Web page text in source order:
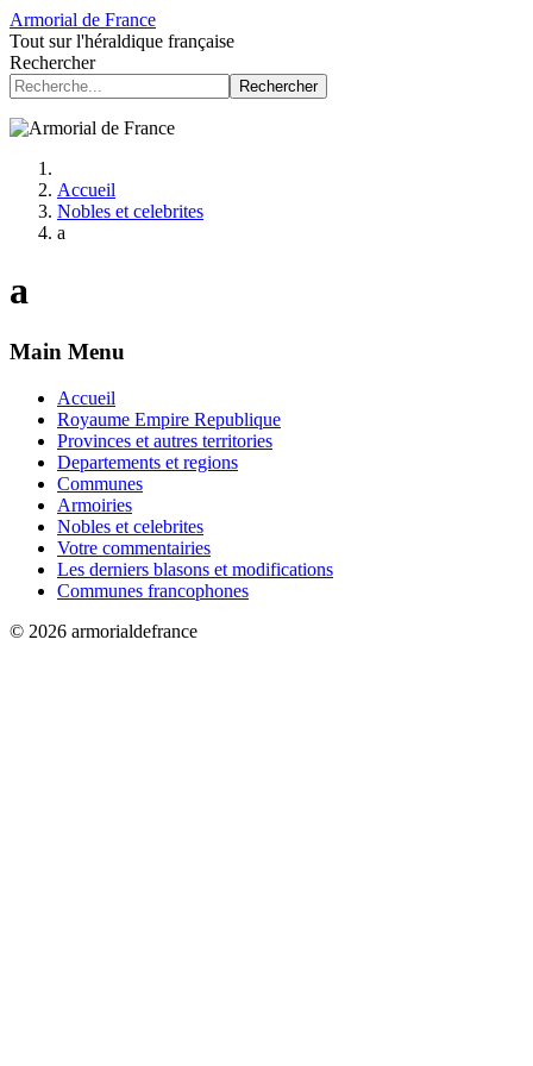
Armorial de France
Tout sur l'héraldique française
Rechercher
Rechercher
Accueil
Nobles et celebrites
a
a
Main Menu
Accueil
Royaume Empire Republique
Provinces et autres territories
Departements et regions
Communes
Armoiries
Nobles et celebrites
Votre commentairies
Les derniers blasons et modifications
Communes francophones
© 2026 armorialdefrance